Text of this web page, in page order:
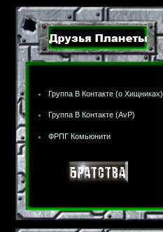
Группа В Контакте (о Хищниках)
Группа В Контакте (AvP)
ФРПГ Комьюнити